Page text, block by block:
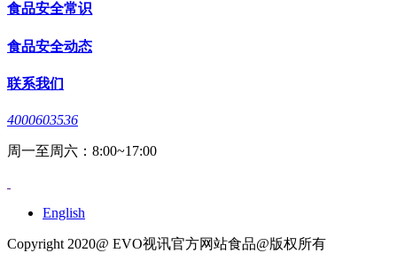
食品安全常识
食品安全动态
联系我们
4000603536
周一至周六：8:00~17:00
English
Copyright 2020@ EVO视讯官方网站食品@版权所有